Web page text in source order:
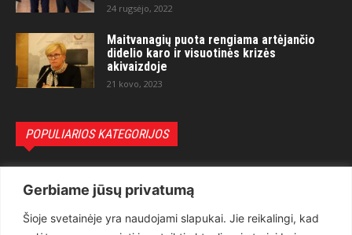
Gerbiame jūsų privatumą
Šioje svetainėje yra naudojami slapukai. Jie reikalingi, kad
24 rugsėjo, 2022
Maitvanagių puota rengiama artėjančio
didelio karo ir visuotinės krizės
akivaizdoje
21 kovo, 2023
POPULIARIOS KATEGORIJOS
Teisėsauga
1497